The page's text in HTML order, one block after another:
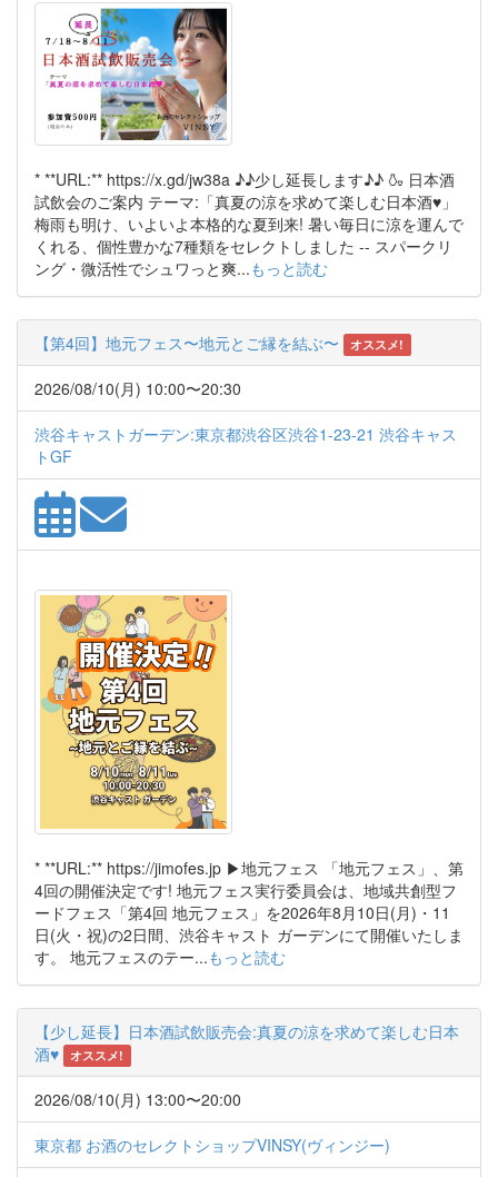
* **URL:** https://x.gd/jw38a ♪♪少し延長します♪♪ 🍶 日本酒
試飲会のご案内 テーマ:「真夏の涼を求めて楽しむ日本酒♥」
梅雨も明け、いよいよ本格的な夏到来! 暑い毎日に涼を運んで
くれる、個性豊かな7種類をセレクトしました -- スパークリ
ング・微活性でシュワっと爽...もっと読む
【第4回】地元フェス〜地元とご縁を結ぶ〜 オススメ!
2026/08/10(月) 10:00〜20:30
渋谷キャストガーデン:東京都渋谷区渋谷1-23-21 渋谷キャス
トGF
* **URL:** https://jimofes.jp ▶︎地元フェス 「地元フェス」、第
4回の開催決定です! 地元フェス実行委員会は、地域共創型フ
ードフェス「第4回 地元フェス」を2026年8月10日(月)・11
日(火・祝)の2日間、渋谷キャスト ガーデンにて開催いたしま
す。 地元フェスのテー...もっと読む
【少し延長】日本酒試飲販売会:真夏の涼を求めて楽しむ日本
酒♥
オススメ!
2026/08/10(月) 13:00〜20:00
東京都 お酒のセレクトショップVINSY(ヴィンジー)